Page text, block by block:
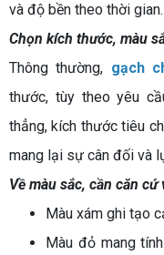
và độ bền theo thời gian.
Chọn kích thước, màu
Thông thường, gạch
thước, tùy theo yêu
thẳng, kích thước tiêu
mang lại sự cân đối và
Về màu sắc, cần căn
Màu xám ghi tạo
Màu đỏ mang